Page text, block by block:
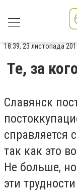
18:39, 23 листопада
Те, за
Славянск
справляется
так как это
Не больше,
эти